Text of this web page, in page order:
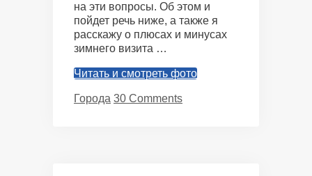
на эти вопросы. Об этом и
пойдет речь ниже, а также я
расскажу о плюсах и минусах
зимнего визита …
Читать и смотреть фото
Categories
Города 30 Comments